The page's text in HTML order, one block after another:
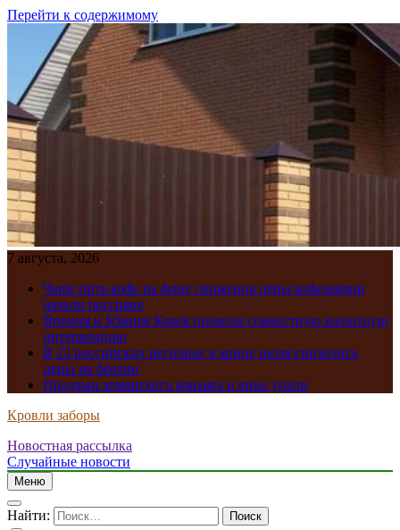
Перейти к содержимому
7 августа, 2026
Чаще пить кофе на фоне снижения цены кофемашин
начали россияне
Япония и Южная Корея провели совместную валютную
интервенцию
В 23 российских регионах в конце июля снизились
цены на бензин
Продажи армянского коньяка и вина упали
Кровли заборы
Новостная рассылка
Случайные новости
Меню
Найти: